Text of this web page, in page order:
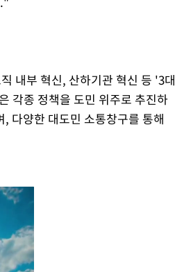
내부 혁신, 산하기관 혁신 등 '3대
각종 정책을 도민 위주로 추진하
다양한 대도민 소통창구를 통해